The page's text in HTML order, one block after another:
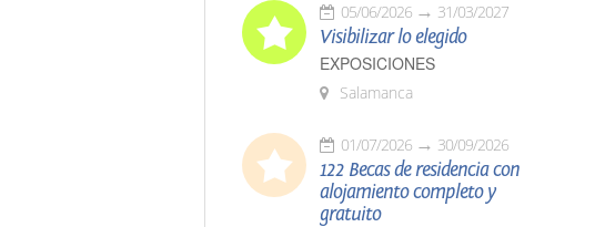
05/06/2026 31/03/2027
Visibilizar lo elegido
EXPOSICIONES
Salamanca
01/07/2026 30/09/2026
122 Becas de residencia con
alojamiento completo y
gratuito